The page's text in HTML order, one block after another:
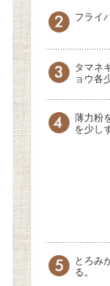
フライ
タマネ
ョウ各
薄力粉
を少し
とろみ
る。